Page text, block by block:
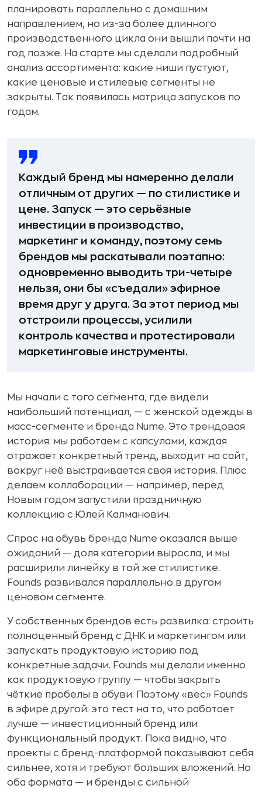
планировать параллельно с домашним
направлением, но из-за более длинного
производственного цикла они вышли почти на
год позже. На старте мы сделали подробный
анализ ассортимента: какие ниши пустуют,
какие ценовые и стилевые сегменты не
закрыты. Так появилась матрица запусков по
годам.
Каждый бренд мы намеренно делали
отличным от других — по стилистике и
цене. Запуск — это серьёзные
инвестиции в производство,
маркетинг и команду, поэтому семь
брендов мы раскатывали поэтапно:
одновременно выводить три-четыре
нельзя, они бы «съедали» эфирное
время друг у друга. За этот период мы
отстроили процессы, усилили
контроль качества и протестировали
маркетинговые инструменты.
Мы начали с того сегмента, где видели
наибольший потенциал, — с женской одежды в
масс-сегменте и бренда Nume. Это трендовая
история: мы работаем с капсулами, каждая
отражает конкретный тренд, выходит на сайт,
вокруг неё выстраивается своя история. Плюс
делаем коллаборации — например, перед
Новым годом запустили праздничную
коллекцию с Юлей Калманович.
Спрос на обувь бренда Nume оказался выше
ожиданий — доля категории выросла, и мы
расширили линейку в той же стилистике.
Founds развивался параллельно в другом
ценовом сегменте.
У собственных брендов есть развилка: строить
полноценный бренд с ДНК и маркетингом или
запускать продуктовую историю под
конкретные задачи. Founds мы делали именно
как продуктовую группу — чтобы закрыть
чёткие пробелы в обуви. Поэтому «вес» Founds
в эфире другой: это тест на то, что работает
лучше — инвестиционный бренд или
функциональный продукт. Пока видно, что
проекты с бренд-платформой показывают себя
сильнее, хотя и требуют больших вложений. Но
оба формата — и бренды с сильной